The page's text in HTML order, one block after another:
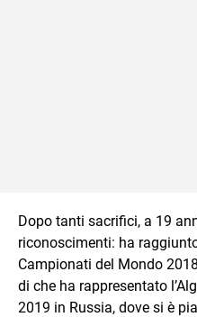
Dopo tanti sacrifici, a 19
riconoscimenti: ha
Campionati del Mondo
di che ha rappresentato
2019 in Russia, dove si è